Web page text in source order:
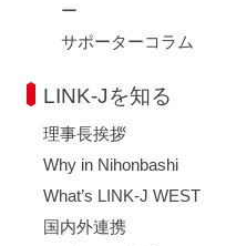
ー
サポーターコラム
LINK-Jを知る
理事長挨拶
Why in Nihonbashi
What’s LINK-J WEST
国内外連携